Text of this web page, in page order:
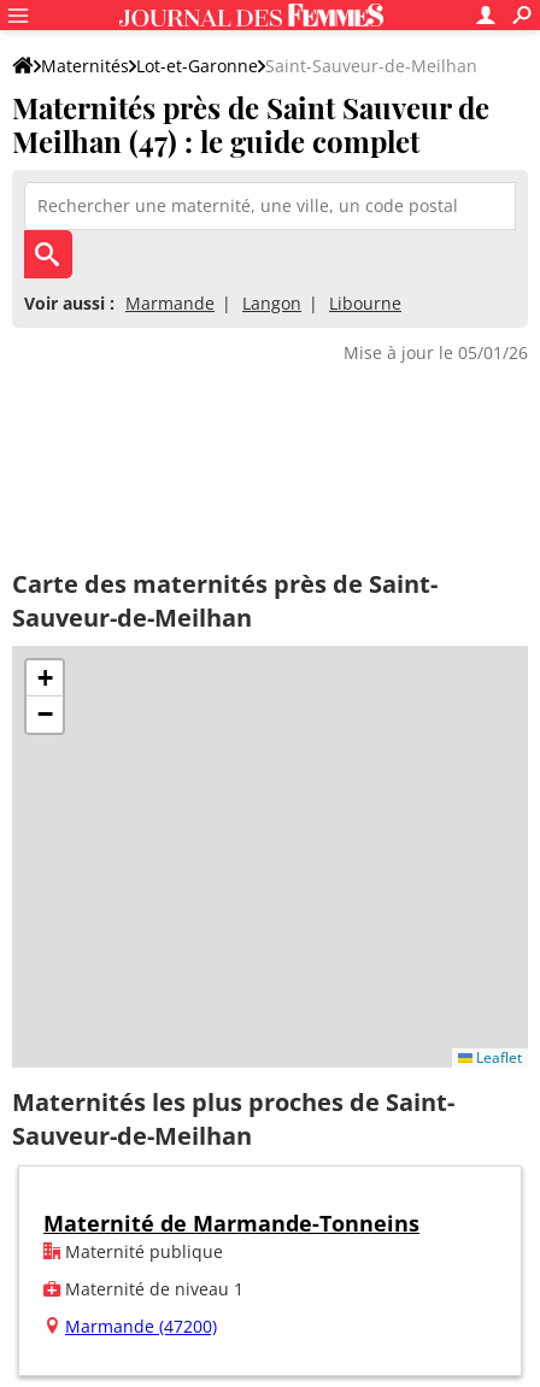
Maternités Lot-et-Garonne Saint-Sauveur-de-Meilhan
Maternités près de Saint Sauveur de
Meilhan (47) : le guide complet
Voir aussi : Marmande Langon Libourne
Mise à jour le 05/01/26
Carte des maternités près de Saint-
Sauveur-de-Meilhan
+
−
Leaflet
Maternités les plus proches de Saint-
Sauveur-de-Meilhan
Maternité de Marmande-Tonneins
Maternité publique
Maternité de niveau 1
Marmande (47200)